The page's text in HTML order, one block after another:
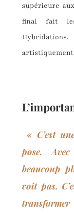
supérieure
final fait
Hybridations,
« C’est
pose.
beaucoup
voit pas.